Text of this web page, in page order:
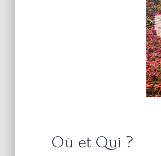
Où et Qui ?